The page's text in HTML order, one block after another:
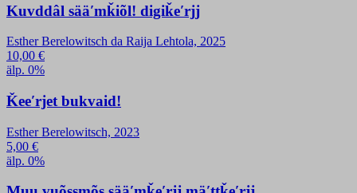
Kuvddâl sääʹmǩiõl! digiǩeʹrjj
Esther Berelowitsch da Raija Lehtola, 2025
10,00 €
älp. 0%
Ǩeeʹrjet bukvaid!
Esther Berelowitsch, 2023
5,00 €
älp. 0%